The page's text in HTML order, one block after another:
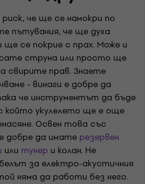
че ще се намокри по
пътувания, че ще духа
ще се покрие с прах. Може и
струна или просто ще
свирите прав. Знаете
- винаги е добре да
че инструментът да бъде
който укулелето ще е още
Освен това със
добре да имате резервен
или тунер и колан. Не
за електро-акустичния
няма да работи без него.